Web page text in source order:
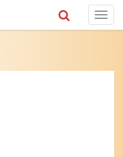
Toggle